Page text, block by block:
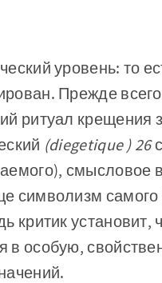
уровень: то
Прежде
ритуал крещения
(diegetique ) 26
символизм
критик
в особую,